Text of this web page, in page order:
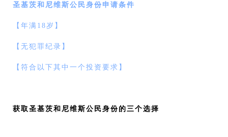
圣基茨和尼维斯公民身份申请条件
【年满18岁】
【无犯罪纪录】
【符合以下其中一个投资要求】
获取圣基茨和尼维斯公民身份的三个选择